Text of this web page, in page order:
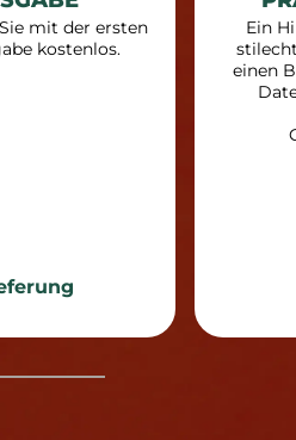
mit der ersten
kostenlos.
Ein
einen